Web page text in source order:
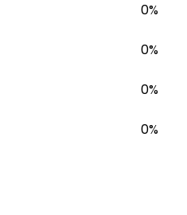
0%
0%
0%
0%